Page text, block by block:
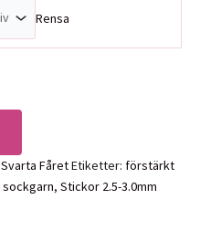
Rensa
Svarta FåretEtiketter: förstärkt
sockgarn, Stickor 2.5-3.0mm